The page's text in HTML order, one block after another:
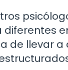
de llevar